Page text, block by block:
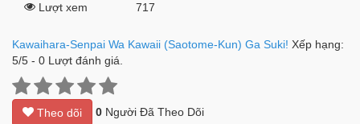
Lượt xem 717
Kawaihara-Senpai Wa Kawaii (Saotome-Kun) Ga Suki! Xếp hạng:
5/5 - 0 Lượt đánh giá.
Theo dõi 0 Người Đã Theo Dõi